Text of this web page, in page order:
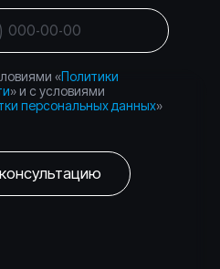
©2026Правосеть
Политика